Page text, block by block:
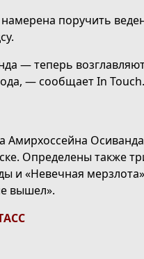
поручить
— теперь возглавляют
— сообщает In Touch.
Амирхоссейна
Определены также
и «Невечная
вышел».